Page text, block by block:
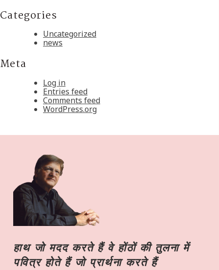
Categories
Uncategorized
news
Meta
Log in
Entries feed
Comments feed
WordPress.org
हाथ जो मदद करते हैं वे होंठों की तुलना में
पवित्र होते हैं जो प्रार्थना करते हैं